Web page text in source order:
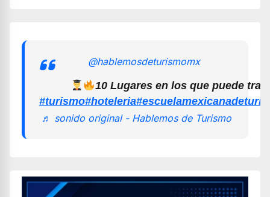
@hablemosdeturismomx
10 Lugares en los que puede
#turismo#hoteleria
♬ sonido original - Hablemos de Turismo